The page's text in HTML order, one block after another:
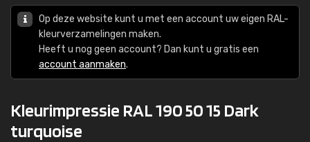
Op deze website kunt u met een account uw eigen RAL-
kleurverzamelingen maken.
Heeft u nog geen account? Dan kunt u gratis een
account aanmaken.
Kleurimpressie RAL 190 50 15 Dark
turquoise